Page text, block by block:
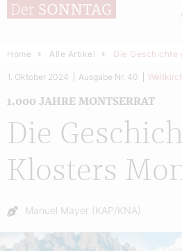
Home Alle Artikel Die Geschichte
Die
Klosters
1.000 JAHRE MONTSERRAT
1. Oktober 2024 Ausgabe Nr. 40
Autor:
Manuel Mayer (KAP/KNA)